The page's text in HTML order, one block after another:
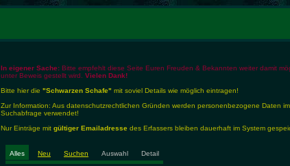
In eigener Sache: Bitte empfehlt diese Seite Euren Freuden & Bekannten weiter damit
unter Beweis gestellt wird. Vielen Dank!
Bitte hier die "Schwarzen Schafe" mit soviel Details wie möglich eintragen!
Zur Information: Aus datenschutzrechtlichen Gründen werden personenbezogene Daten
Suchabfrage verwendet!
Nur Einträge mit gültiger Emailadresse des Erfassers bleiben dauerhaft im System
Alles Neu Suchen Auswahl Detail